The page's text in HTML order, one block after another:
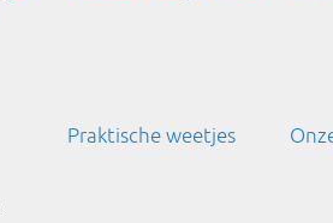
Praktische weetjes